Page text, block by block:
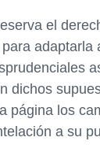
el
adaptarla
dichos
página los
a su